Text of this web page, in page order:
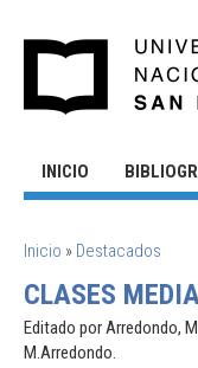
INICIO
SE ENCUENTRA USTED
Inicio » Destacados
CLASES
Editado por Arredondo,
M.Arredondo.